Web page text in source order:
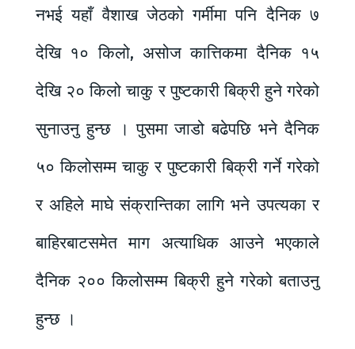
नभई यहाँ वैशाख जेठको गर्मीमा पनि दैनिक ७
देखि १० किलो, असोज कात्तिकमा दैनिक १५
देखि २० किलो चाकु र पुष्टकारी बिक्री हुने गरेको
सुनाउनु हुन्छ । पुसमा जाडो बढेपछि भने दैनिक
५० किलोसम्म चाकु र पुष्टकारी बिक्री गर्ने गरेको
र अहिले माघे संक्रान्तिका लागि भने उपत्यका र
बाहिरबाटसमेत माग अत्याधिक आउने भएकाले
दैनिक २०० किलोसम्म बिक्री हुने गरेको बताउनु
हुन्छ ।